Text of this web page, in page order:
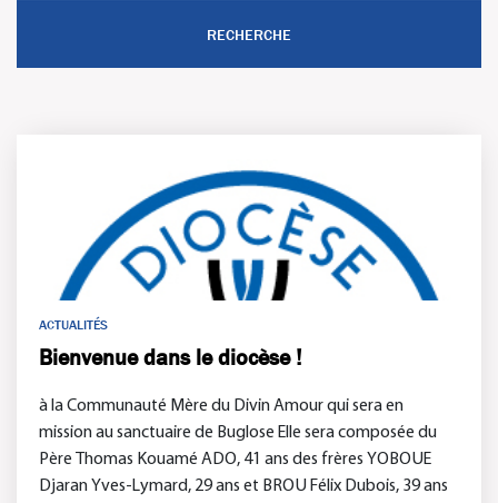
ACTUALITÉS
Bienvenue dans le diocèse !
à la Communauté Mère du Divin Amour qui sera en
mission au sanctuaire de Buglose Elle sera composée du
Père Thomas Kouamé ADO, 41 ans des frères YOBOUE
Djaran Yves-Lymard, 29 ans et BROU Félix Dubois, 39 ans